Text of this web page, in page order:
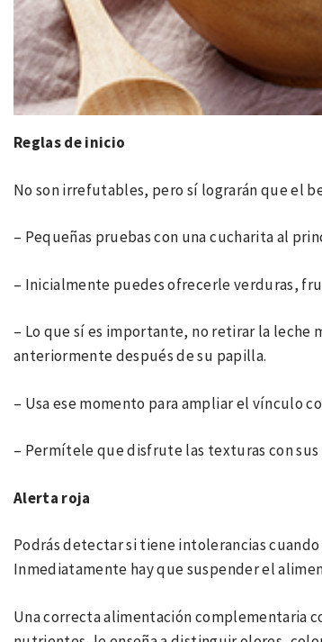
Reglas de inicio
No son irrefutables, pero sí lograrán que el
– Pequeñas pruebas con una cucharita al
– Inicialmente puedes ofrecerle verduras,
– Lo que sí es importante, no retirar la leche
anteriormente después de su papilla.
– Usa ese momento para ampliar el vínculo
– Permítele que disfrute las texturas con
Alerta roja
Podrás detectar si tiene intolerancias
Inmediatamente hay que suspender el
Una correcta alimentación complementaria